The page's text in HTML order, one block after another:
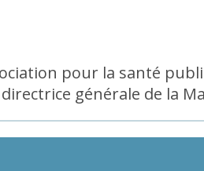
pour la santé
générale de la